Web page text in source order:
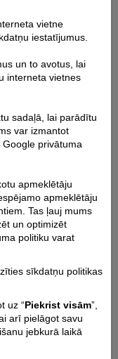
vietne
iestatījumus.
un to avotus, lai
interneta vietnes
sadaļā, lai parādītu
var izmantot
privātuma
apmeklētāju
apmeklētāju
Tas ļauj mums
un optimizēt
politiku varat
sīkdatņu politikas
uz “Piekrist visām”,
arī pielāgot savu
jebkurā laikā